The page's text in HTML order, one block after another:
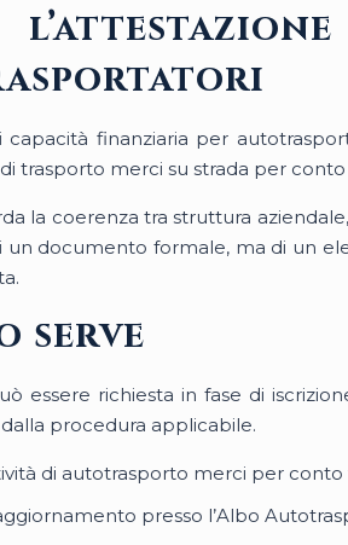
capacità finanziaria per
trasporto merci su strada per conto
la coerenza tra struttura
documento formale, ma di un
serve
essere richiesta in fase di
procedura applicabile.
di autotrasporto merci per conto
presso l’Albo